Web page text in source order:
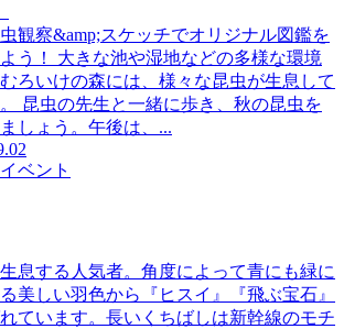
観察&amp;スケッチでオリジナル図鑑を
う！ 大きな池や湿地などの多様な環境
ろいけの森には、様々な昆虫が生息して
昆虫の先生と一緒に歩き、秋の昆虫を
しょう。午後は、...
ベント
息する人気者。角度によって青にも緑に
美しい羽色から『ヒスイ』『飛ぶ宝石』
ています。長いくちばしは新幹線のモチ